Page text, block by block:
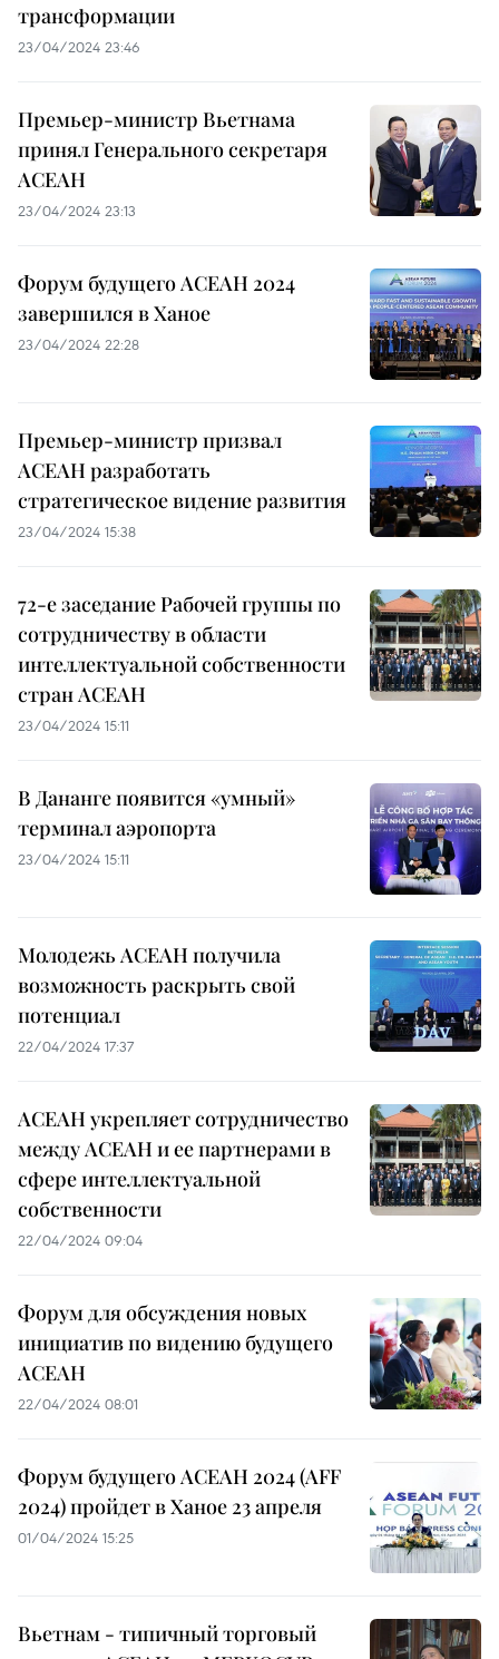
трансформации
23/04/2024 23:46
Премьер-министр Вьетнама
принял Генерального секретаря
АСЕАН
23/04/2024 23:13
Форум будущего АСЕАН 2024
завершился в Ханое
23/04/2024 22:28
Премьер-министр призвал
АСЕАН разработать
стратегическое видение развития
23/04/2024 15:38
72-е заседание Рабочей группы по
сотрудничеству в области
интеллектуальной собственности
стран АСЕАН
23/04/2024 15:11
В Дананге появится «умный»
терминал аэропорта
23/04/2024 15:11
Молодежь АСЕАН получила
возможность раскрыть свой
потенциал
22/04/2024 17:37
АСЕАН укрепляет сотрудничество
между АСЕАН и ее партнерами в
сфере интеллектуальной
собственности
22/04/2024 09:04
Форум для обсуждения новых
инициатив по видению будущего
АСЕАН
22/04/2024 08:01
Форум будущего АСЕАН 2024 (AFF
2024) пройдет в Ханое 23 апреля
01/04/2024 15:25
Вьетнам - типичный торговый